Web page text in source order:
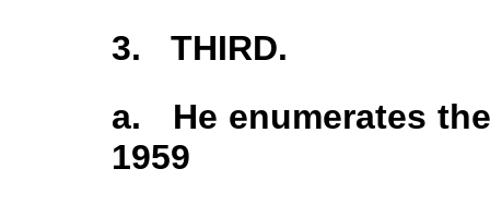
3. THIRD.
a. He enumerates
1959